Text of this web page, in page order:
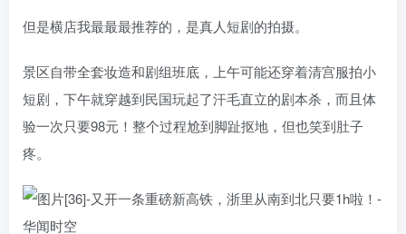
但是横店我最最最推荐的，是真人短剧的拍摄。
景区自带全套妆造和剧组班底，上午可能还穿着清宫服拍小
短剧，下午就穿越到民国玩起了汗毛直立的剧本杀，而且体
验一次只要98元！整个过程尬到脚趾抠地，但也笑到肚子
疼。